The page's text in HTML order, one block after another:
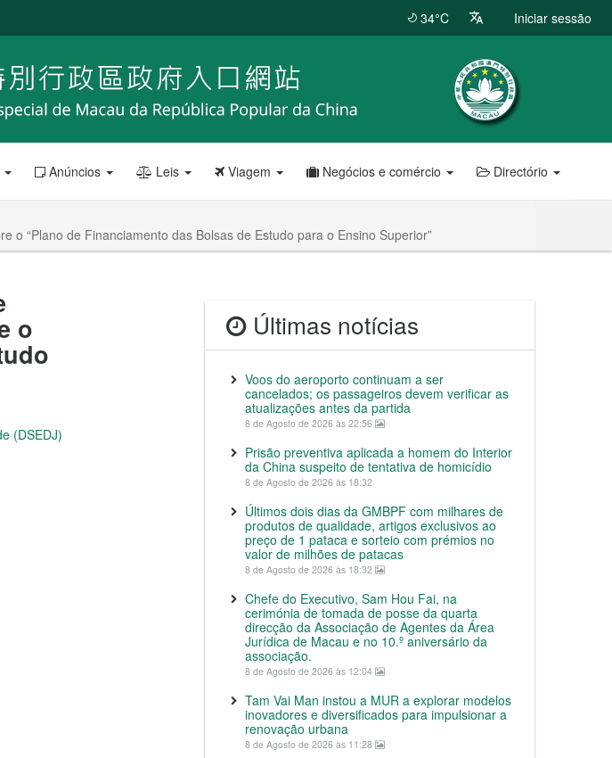
34°C Iniciar sessão
Anúncios Leis Viagem Negócios e comércio Directório
“Plano de Financiamento das Bolsas de Estudo para o Ensino Superior”
o
(DSEDJ)
Últimas notícias
Voos do aeroporto continuam a ser
cancelados; os passageiros devem verificar as
atualizações antes da partida
8 de Agosto de 2026 às 22:56
Prisão preventiva aplicada a homem do Interior
da China suspeito de tentativa de homicídio
8 de Agosto de 2026 às 18:32
Últimos dois dias da GMBPF com milhares de
produtos de qualidade, artigos exclusivos ao
preço de 1 pataca e sorteio com prémios no
valor de milhões de patacas
8 de Agosto de 2026 às 18:32
Chefe do Executivo, Sam Hou Fai, na
cerimónia de tomada de posse da quarta
direcção da Associação de Agentes da Área
Jurídica de Macau e no 10.º aniversário da
associação.
8 de Agosto de 2026 às 12:04
Tam Vai Man instou a MUR a explorar modelos
inovadores e diversificados para impulsionar a
renovação urbana
8 de Agosto de 2026 às 11:28